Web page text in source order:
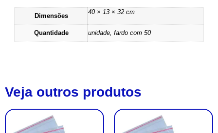
Dimensões
40 × 13 × 32 cm
Quantidade unidade, fardo com 50
Veja outros produtos